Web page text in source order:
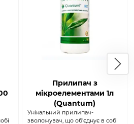
Прилипач з
мікроелементами 1л
(Quantum)
Унікальний прилипач-
зволожувач, що об'єднує в собі